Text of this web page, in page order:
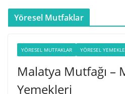
Yöresel Mutfaklar
YÖRESEL MUTFAKLAR YÖRESEL
Malatya Mutfağı –
Yemekleri